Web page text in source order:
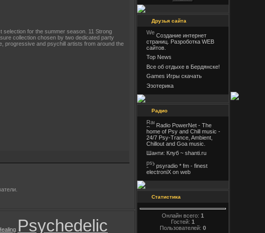
selection for the summer season. 11 Strong
collection chosen by two dedicated party
progressive and psychill artists from around the
Psychedelic
Друзья сайта
Создание интернет
страниц. Разроботка WEB
сайтов.
Top News
Все об отдыхе в Бердянске!
Games Игры скачать
Эзотерика
Радио
Radio PowerNet - The
home of Psy and Chill music -
24/7 Psy-Trance, Ambient,
Chillout and Goa music.
Шанти: Клуб ~ shanti.ru
psyradio * fm - finest
electroniX on web
Статистика
Онлайн всего: 1
Гостей: 1
Пользователей: 0